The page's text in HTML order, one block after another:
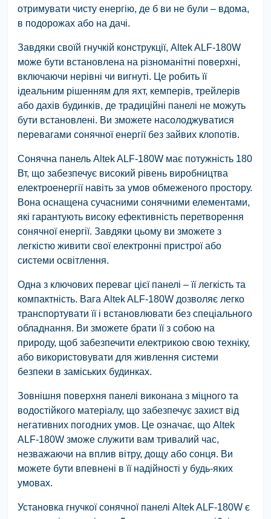
отримувати чисту енергію, де б ви не були – вдома,
в подорожах або на дачі.
Завдяки своїй гнучкій конструкції, Altek ALF-180W
може бути встановлена на різноманітні поверхні,
включаючи нерівні чи вигнуті. Це робить її
ідеальним рішенням для яхт, кемперів, трейлерів
або дахів будинків, де традиційні панелі не можуть
бути встановлені. Ви зможете насолоджуватися
перевагами сонячної енергії без зайвих клопотів.
Сонячна панель Altek ALF-180W має потужність 180
Вт, що забезпечує високий рівень виробництва
електроенергії навіть за умов обмеженого простору.
Вона оснащена сучасними сонячними елементами,
які гарантують високу ефективність перетворення
сонячної енергії. Завдяки цьому ви зможете з
легкістю живити свої електронні пристрої або
системи освітлення.
Одна з ключових переваг цієї панелі – її легкість та
компактність. Вага Altek ALF-180W дозволяє легко
транспортувати її і встановлювати без спеціального
обладнання. Ви зможете брати її з собою на
природу, щоб забезпечити електрикою свою техніку,
або використовувати для живлення системи
безпеки в заміських будинках.
Зовнішня поверхня панелі виконана з міцного та
водостійкого матеріалу, що забезпечує захист від
негативних погодних умов. Це означає, що Altek
ALF-180W зможе служити вам тривалий час,
незважаючи на вплив вітру, дощу або сонця. Ви
можете бути впевнені в її надійності у будь-яких
умовах.
Установка гнучкої сонячної панелі Altek ALF-180W є